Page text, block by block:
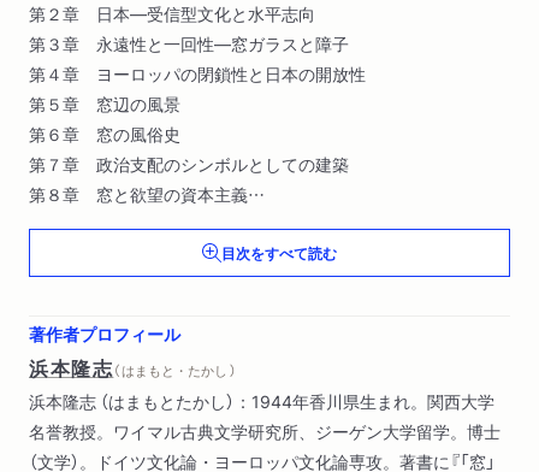
第２章 日本―受信型文化と水平志向
第３章 永遠性と一回性―窓ガラスと障子
第４章 ヨーロッパの閉鎖性と日本の開放性
第５章 窓辺の風景
第６章 窓の風俗史
第７章 政治支配のシンボルとしての建築
第８章 窓と欲望の資本主義
第９章 垂直志向から水平志向へ
第１０章 窓のメタモルフォーゼ目次をすべて読む
著作者プロフィール
浜本隆志（ はまもと・たかし ）
浜本隆志 （はまもとたかし）：1944年香川県生まれ。関西大学
名誉教授。ワイマル古典文学研究所、ジーゲン大学留学。博士
（文学）。ドイツ文化論・ヨーロッパ文化論専攻。著書に『「窓」